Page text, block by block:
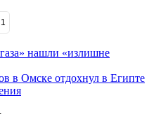
1
нашли «излишне
в Омске отдохнул в Египте